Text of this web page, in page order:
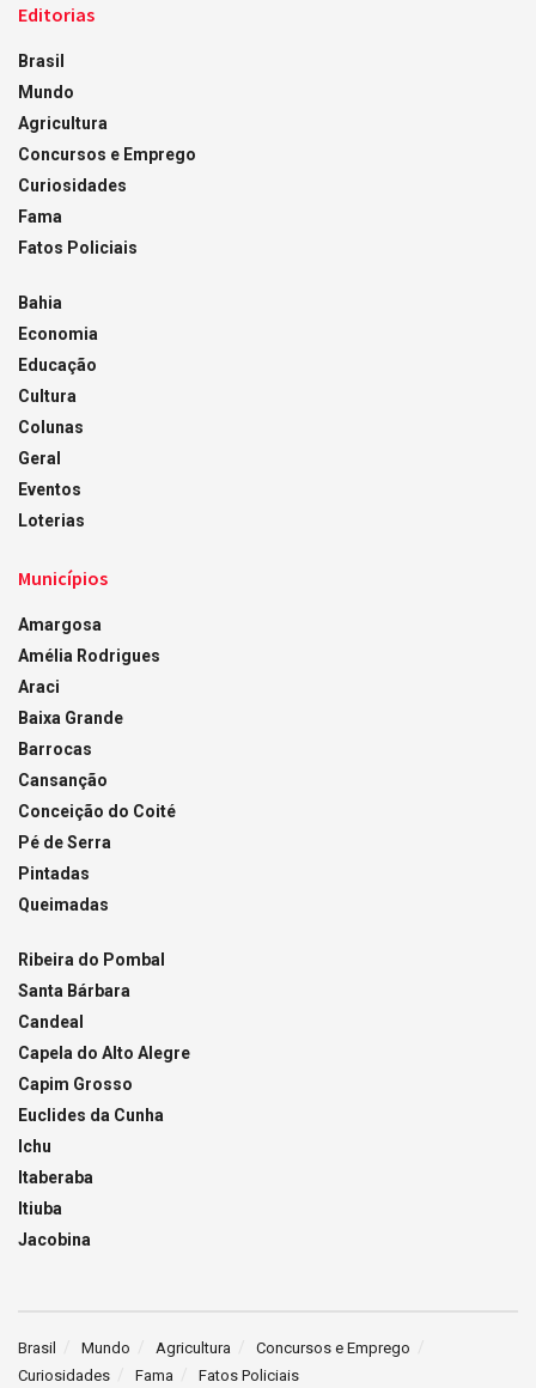
Editorias
Brasil
Mundo
Agricultura
Concursos e Emprego
Curiosidades
Fama
Fatos Policiais
Bahia
Economia
Educação
Cultura
Colunas
Geral
Eventos
Loterias
Municípios
Amargosa
Amélia Rodrigues
Araci
Baixa Grande
Barrocas
Cansanção
Conceição do Coité
Pé de Serra
Pintadas
Queimadas
Ribeira do Pombal
Santa Bárbara
Candeal
Capela do Alto Alegre
Capim Grosso
Euclides da Cunha
Ichu
Itaberaba
Itiuba
Jacobina
Brasil Mundo Agricultura
Concursos e Emprego
Curiosidades
Fama Fatos Policiais